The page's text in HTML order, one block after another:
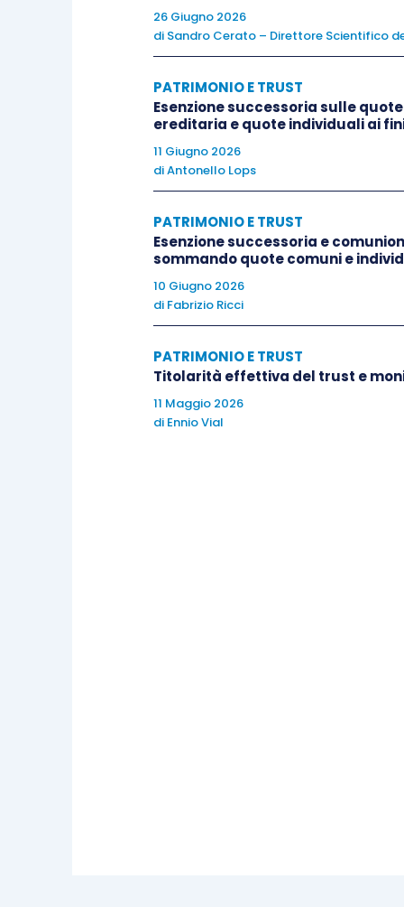
soggetti atassazione sostitutiva
esclusivamente redditi finanziari
dovrebbe essere l’Ires al 24%.
Ad ogni buon conto, qualora per
ed il quadro H per i quali dovremmo
26 Giugno 2026
di Sandro Cerato – Direttore Scientifico
PATRIMONIO E TRUST
Esenzione successoria sulle
ereditaria e quote individuali ai
11 Giugno 2026
diAntonello Lops
PATRIMONIO E TRUST
Esenzione successoria e
sommando quote comuni e
10 Giugno 2026
di Fabrizio Ricci
PATRIMONIO E TRUST
Titolarità effettiva del trust e
11 Maggio 2026
di Ennio Vial